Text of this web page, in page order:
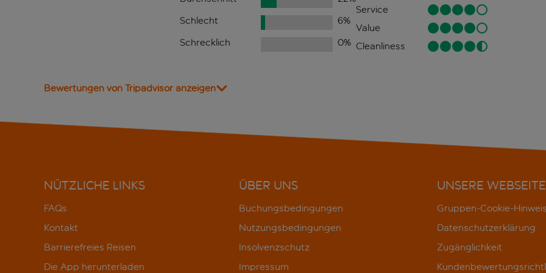
Schlecht
6%
Schrecklich
0%
Service
Value
Cleanliness
Bewertungen von Tripadvisor anzeigen
NÜTZLICHE LINKS
FAQs
Kontakt
Barrierefreies Reisen
Die App herunterladen
ÜBER UNS
Buchungsbedingungen
Nutzungsbedingungen
Insolvenzschutz
Impressum
UNSERE WEBSEITE
Gruppen-Cookie-Hinweis
Datenschutzerklärung
Zugänglichkeit